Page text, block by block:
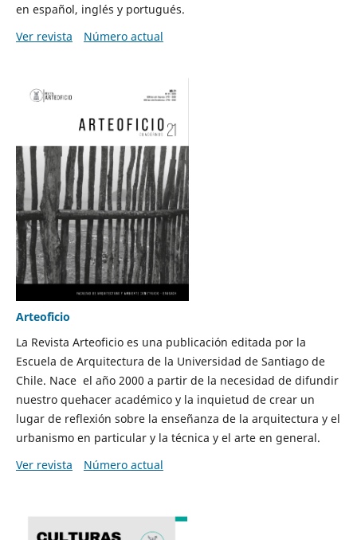
en español, inglés y portugués.
Ver revista
Número actual
Arteoficio
La Revista Arteoficio es una publicación editada por la
Escuela de Arquitectura de la Universidad de Santiago de
Chile. Nace el año 2000 a partir de la necesidad de difundir
nuestro quehacer académico y la inquietud de crear un
lugar de reflexión sobre la enseñanza de la arquitectura y el
urbanismo en particular y la técnica y el arte en general.
Ver revista
Número actual